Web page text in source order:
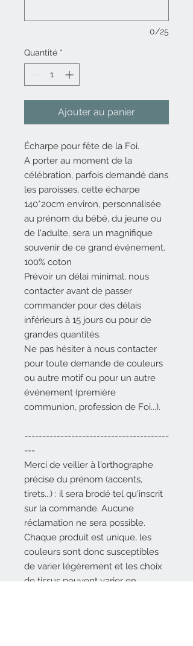
0/25
Quantité *
Ajouter au panier
Écharpe pour fête de la Foi.
A porter au moment de la
célébration, parfois demandé dans
les paroisses, cette écharpe
140*20cm environ, personnalisée
au prénom du bébé, du jeune ou
de l'adulte, sera un magnifique
souvenir de ce grand événement.
100% coton
Prévoir un délai minimal, nous
contacter avant de passer
commander pour des délais
inférieurs à 15 jours ou pour de
grandes quantités.
Ne pas hésiter à nous contacter
pour toute demande de couleurs
ou autre motif ou pour un autre
événement (première
communion, profession de Foi...).
----------------------------------------
---
Merci de veiller à l'orthographe
précise du prénom (accents,
tirets...) : il sera brodé tel qu'inscrit
sur la commande. Aucune
réclamation ne sera possible.
Chaque produit est unique, les
couleurs sont donc susceptibles
de varier légèrement et les choix
de tissus peuvent varier en